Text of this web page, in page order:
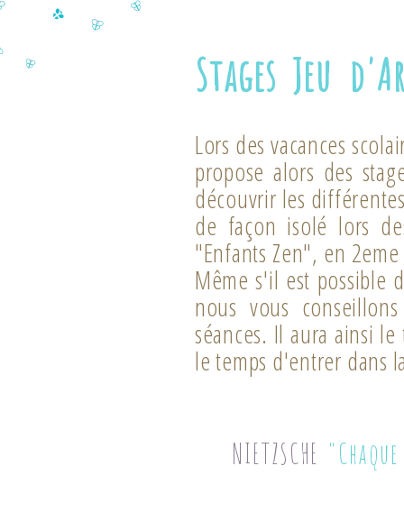
Stages Jeu
Lors des vacances
propose alors des
découvrir les
de façon isolé lors
"Enfants Zen", en
Même s'il est possible
nous vous
séances. Il aura ainsi
le temps d'entrer dans
NIETZSCHE